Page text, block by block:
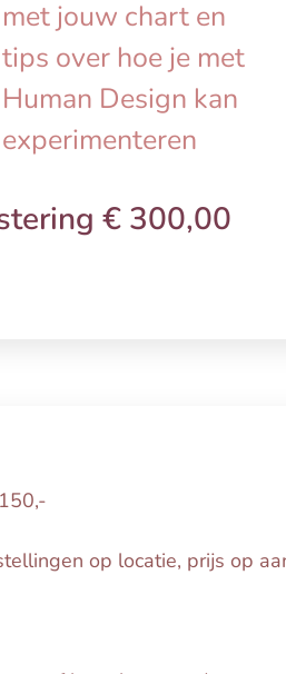
met jouw chart en
tips over hoe je met
Human Design kan
experimenteren
€ 300,00
op locatie, prijs op